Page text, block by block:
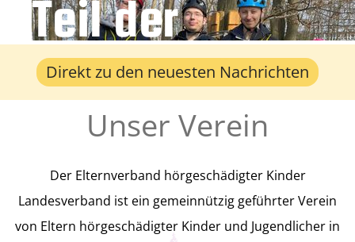
Teil der
Gemeinschaft
werden?
Der Verband ist offen für Alle! Wir
freuen uns über jeden Neuzugang,
Direkt zu den neuesten Nachrichten
Unser Verein
Der Elternverband hörgeschädigter Kinder
Landesverband ist ein gemeinnützig geführter Verein
von Eltern hörgeschädigter Kinder und Jugendlicher in